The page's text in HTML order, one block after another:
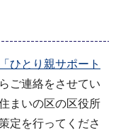
「ひとり親サポート
ご連絡をさせてい
まいの区の区役所
定を行ってくださ